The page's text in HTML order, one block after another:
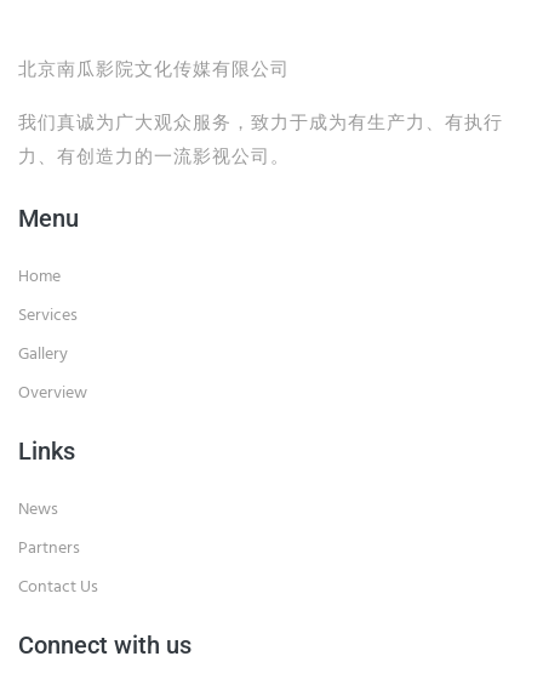
北京南瓜影院文化传媒有限公司
我们真诚为广大观众服务，致力于成为有生产力、有执行
力、有创造力的一流影视公司。
Menu
Home
Services
Gallery
Overview
Links
News
Partners
Contact Us
Connect with us